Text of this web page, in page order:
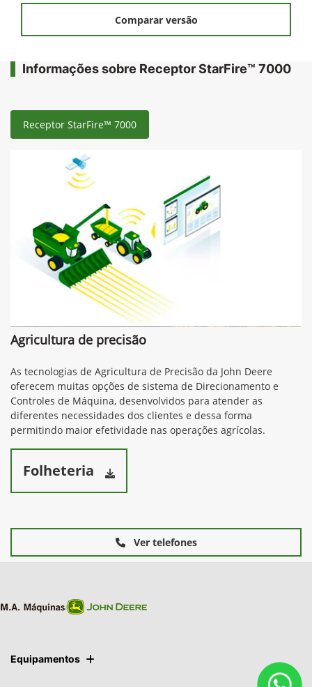
Comparar versão
Informações sobre Receptor StarFire™ 7000
Receptor StarFire™ 7000
Agricultura de precisão
As tecnologias de Agricultura de Precisão da John Deere
oferecem muitas opções de sistema de Direcionamento e
Controles de Máquina, desenvolvidos para atender as
diferentes necessidades dos clientes e dessa forma
permitindo maior efetividade nas operações agrícolas.
Folheteria
Ver telefones
Equipamentos